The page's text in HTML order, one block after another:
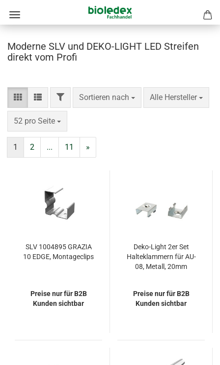
Moderne SLV und DEKO-LIGHT LED Streifen
direkt vom Profi
FILTERSortieren nach
Sortieren nach Alle Hersteller
pro Seite
52 pro Seite
pro Seite
1 2 ... 11 »
SLV 1004895 GRAZIA
10 EDGE, Montageclips
Preise nur für B2B
Kunden sichtbar
Deko-Light 2er Set
Halteklammern für AU-
08, Metall, 20mm
Preise nur für B2B
Kunden sichtbar